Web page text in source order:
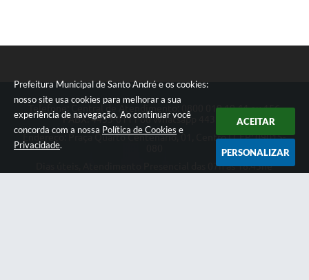
Prefeitura Municipal de Santo André e os cookies:
nosso site usa cookies para melhorar a sua
experiência de navegação. Ao continuar você
concorda com a nossa Política de Cookies e
Privacidade.
ACEITAR
PERSONALIZAR
Telefone: Central de Atendimento: 0800 019 19 44 ou 156
PABX: 4433-0111 ou Whatsapp 4433-0123
Endereço: Praça Quarto Centenário, 01, Centro | CEP: 09015-
Dias úteis, Atendimento Presencial das 07h as 18:45he